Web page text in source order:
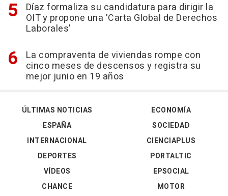
Díaz formaliza su candidatura para dirigir la
OIT y propone una 'Carta Global de Derechos
Laborales'
La compraventa de viviendas rompe con
cinco meses de descensos y registra su
mejor junio en 19 años
ÚLTIMAS NOTICIAS
ESPAÑA
INTERNACIONAL
DEPORTES
VÍDEOS
ECONOMÍA
SOCIEDAD
CIENCIAPLUS
PORTALTIC
EPSOCIAL
CHANCE
MOTOR